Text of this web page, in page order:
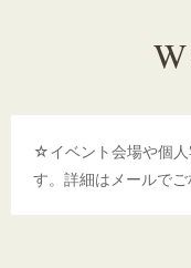
☆イベント会場や個人
す。詳細はメールでご